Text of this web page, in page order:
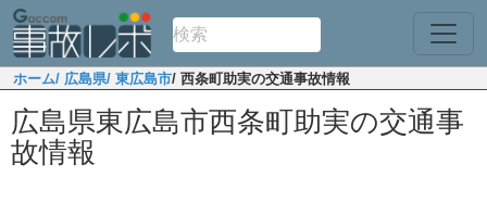
ホーム/ 広島県/ 東広島市/ 西条町助実の交通事故情報
広島県東広島市西条町助実の交通事
故情報